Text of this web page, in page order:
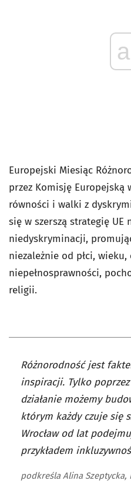
Europejski Miesiąc
przez Komisję Europejską
równości i walki z
się w szerszą strategię UE
niedyskryminacji,
niezależnie od płci,
niepełnosprawności,
religii.
Różnorodność jest
inspiracji. Tylko
działanie możemy
którym każdy czuje się
Wrocław od lat
przykładem
podkreśla Alina Szeptycka,